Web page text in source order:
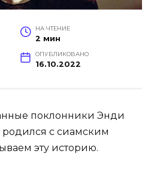
НА ЧТЕНИЕ
2 мин
ОПУБЛИКОВАНО
16.10.2022
поклонники Энди
родился с сиамским
эту историю.